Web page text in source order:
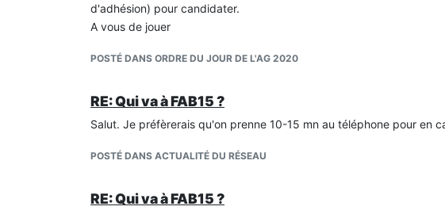
d'adhésion) pour candidater.
A vous de jouer
POSTÉ DANS ORDRE DU JOUR DE L'AG 2020
RE: Qui va à FAB15 ?
Salut. Je préfèrerais qu'on prenne 10-15 mn au téléphone pour en
POSTÉ DANS ACTUALITÉ DU RÉSEAU
RE: Qui va à FAB15 ?